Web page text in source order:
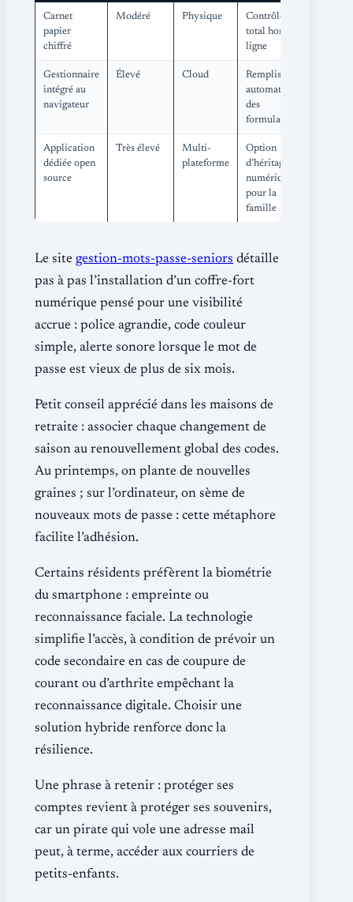
Carnet
papier
chiffré
Modéré Physique
Contrôle
total hors-
ligne
Gestionnaire
intégré au
navigateur
Élevé Cloud
Remplissage
automatique
des
formulaires
Application
dédiée open
source
Très élevé
Multi-
plateforme
Option
d’héritage
numérique
pour la
famille
Le site gestion-mots-passe-seniors détaille
pas à pas l’installation d’un coffre-fort
numérique pensé pour une visibilité
accrue : police agrandie, code couleur
simple, alerte sonore lorsque le mot de
passe est vieux de plus de six mois.
Petit conseil apprécié dans les maisons de
retraite : associer chaque changement de
saison au renouvellement global des codes.
Au printemps, on plante de nouvelles
graines ; sur l’ordinateur, on sème de
nouveaux mots de passe : cette métaphore
facilite l’adhésion.
Certains résidents préfèrent la biométrie
du smartphone : empreinte ou
reconnaissance faciale. La technologie
simplifie l’accès, à condition de prévoir un
code secondaire en cas de coupure de
courant ou d’arthrite empêchant la
reconnaissance digitale. Choisir une
solution hybride renforce donc la
résilience.
Une phrase à retenir : protéger ses
comptes revient à protéger ses souvenirs,
car un pirate qui vole une adresse mail
peut, à terme, accéder aux courriers de
petits-enfants.